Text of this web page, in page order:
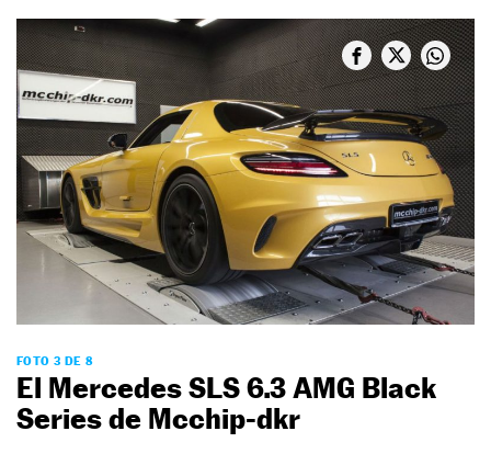
FOTO 3 DE 8
El Mercedes SLS 6.3 AMG Black
Series de Mcchip-dkr